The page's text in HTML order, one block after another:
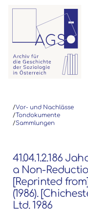
/Vor- und Nachlässe
/Tondokumente
/Sammlungen
41.04.1.2.186
a Non-
[Reprinted
(1986).
Ltd. 1986